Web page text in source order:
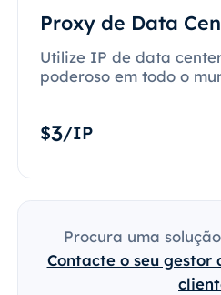
Proxy de Data
Utilize IP de data
poderoso em todo o
$3/IP
Procura uma
Contacte o seu gestor